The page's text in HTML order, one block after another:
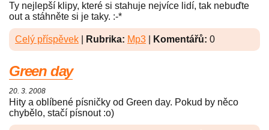
Ty nejlepší klipy, které si stahuje nejvíce lidí, tak nebuďte
out a stáhněte si je taky. :-*
Celý příspěvek Rubrika: Mp3 Komentářů: 0
Green day
20. 3. 2008
Hity a oblíbené písničky od Green day. Pokud by něco
chybělo, stačí písnout :o)